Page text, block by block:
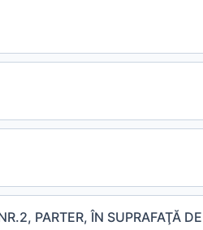
PARTER, ÎN SUPRAFAŢĂ